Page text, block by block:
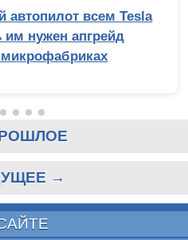
всем Tesla
им нужен апгрейд
→